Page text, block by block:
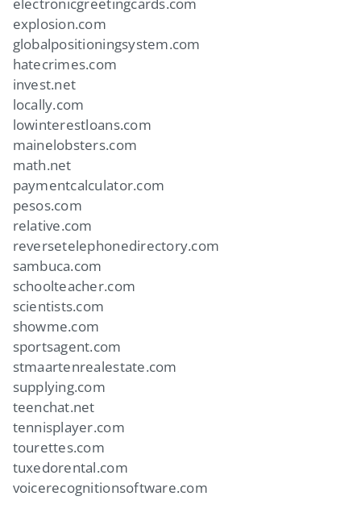
explosion.com
globalpositioningsystem.com
hatecrimes.com
invest.net
locally.com
lowinterestloans.com
mainelobsters.com
math.net
paymentcalculator.com
pesos.com
relative.com
reversetelephonedirectory.com
sambuca.com
schoolteacher.com
scientists.com
showme.com
sportsagent.com
stmaartenrealestate.com
supplying.com
teenchat.net
tennisplayer.com
tourettes.com
tuxedorental.com
voicerecognitionsoftware.com